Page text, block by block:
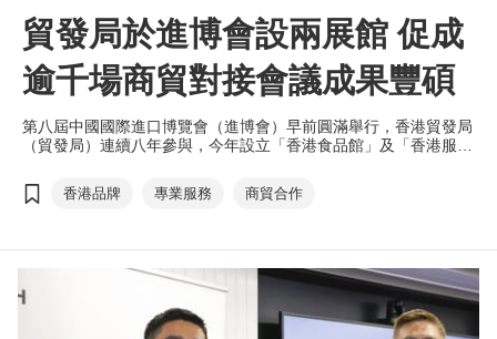
貿發局於進博會設兩展館 促成
逾千場商貿對接會議成果豐碩
第八屆中國國際進口博覽會（進博會）早前圓滿舉行，香港貿發局
（貿發局）連續八年參與，今年設立「香港食品館」及「香港服務
議，協助多家港企接獲即場訂單，並與內地企業簽訂合作，積極搭
建高效交流平台，成功締造豐碩的實質合作成果，擴闊銷售渠道，
香港品牌 專業服務 商貿合作